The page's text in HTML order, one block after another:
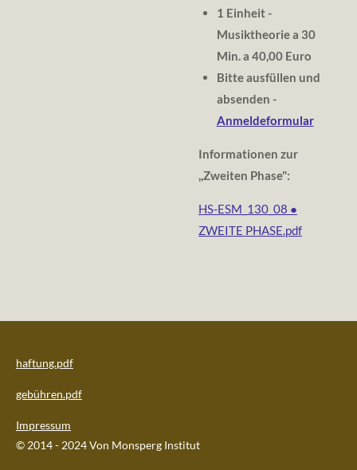
1 Einheit -
Musiktheorie a 30
Min. a 40,00 Euro
Bitte ausfüllen und
absenden -
Anmeldeformular
Informationen zur
,,Zweiten Phase":
HS-ESM_130_08 ●
ZWEITE PHASE.pdf
haftung.pdf
gebühren.pdf
Impressum
© 2014 - 2024 Von Monsperg Institut